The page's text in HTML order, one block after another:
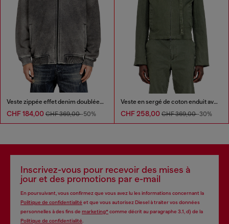
Veste zippée effet denim doublée teddy
CHF 184,00 CHF 369,00-50%
Veste en sergé de coton enduit avec détails motard
CHF 258,00 CHF 369,00-30%
Inscrivez-vous pour recevoir des mises à
jour et des promotions par e-mail
En poursuivant, vous confirmez que vous avez lu les informations concernant la
Politique de confidentialité et que vous autorisez Diesel à traiter vos données
personnelles à des fins de marketing*comme décrit au paragraphe 3.1, d) de la
Politique de confidentialité